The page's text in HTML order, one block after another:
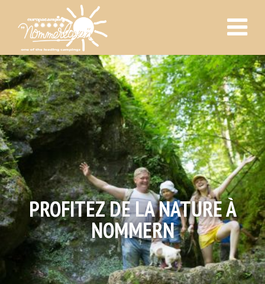
PROFITEZ DE LA NATURE À
NOMMERN